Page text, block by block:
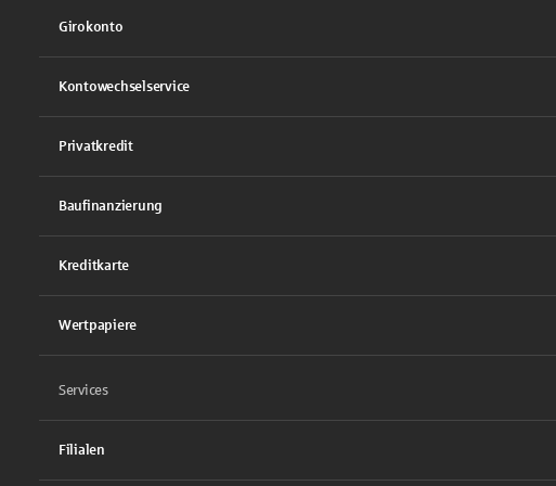
Girokonto
Kontowechselservice
Privatkredit
Baufinanzierung
Kreditkarte
Wertpapiere
Services
Filialen